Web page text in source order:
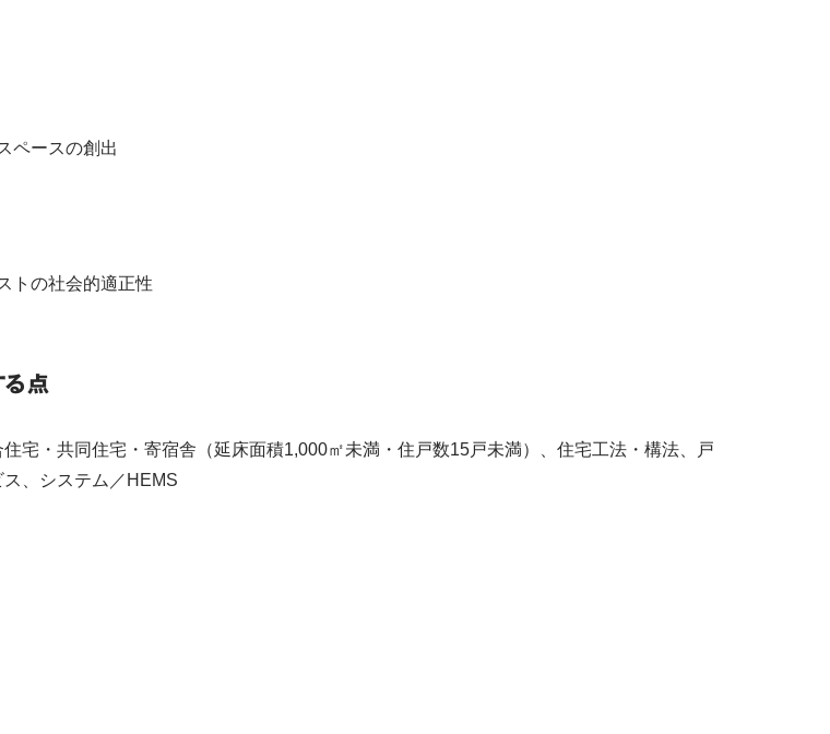
ペースの創出
トの社会的適正性
る点
宅・共同住宅・寄宿舎（延床面積1,000㎡未満・住戸数15戸未満）、住宅工法・構法、戸
、システム／HEMS